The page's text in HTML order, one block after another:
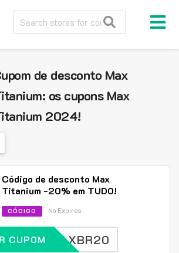
de desconto Max
os cupons Max
2024!
Código de desconto Max
Titanium -20% em TUDO!
CÓDIGO No Expires
MAXBR20
CUPOM